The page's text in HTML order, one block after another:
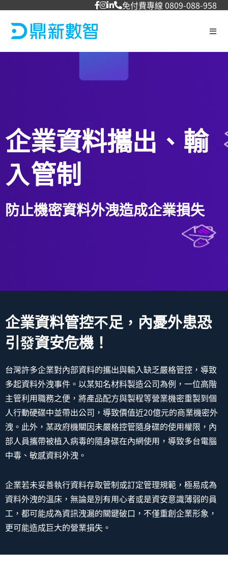
免付費專線 0809-088-958
企業資料攜出、輸
入管制
防止機密資料外洩造成企業損失
企業資料管控不足，內憂外患恐
引發資安危機！
台灣許多企業對內部資料的攜出與輸入缺乏嚴格管控，導致
多起資料外洩事件。以某知名材料製造公司為例，一位高階
主管利用職務之便，將產品配方與製程等營業機密重製到個
人行動硬碟中並帶出公司，導致價值近20億元的商業機密外
洩。此外，某政府機關因未嚴格控管隨身碟的使用權限，內
部人員攜帶被植入病毒的隨身碟在內網使用，導致多台電腦
中毒、敏感資料外洩。
企業若未妥善執行資料存取管制或訂定管理規範，極易成為
資料外洩的溫床，無論是別有用心者或是資安意識薄弱的員
工，都可能成為資訊洩漏的關鍵破口，不僅重創企業形象，
更可能造成巨大的營業損失。